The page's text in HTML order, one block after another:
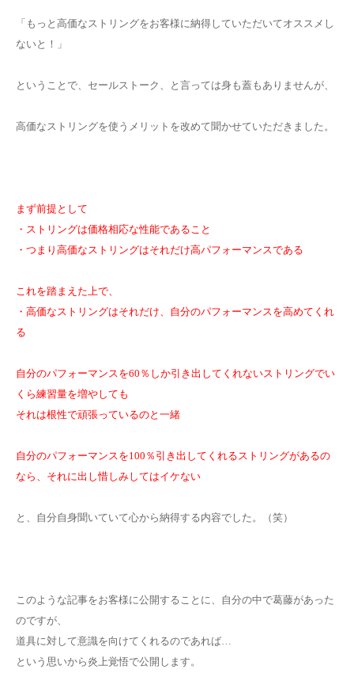
「もっと高価なストリングをお客様に納得していただいてオススメし
ないと！」
ということで、セールストーク、と言っては身も蓋もありませんが、
高価なストリングを使うメリットを改めて聞かせていただきました。
まず前提として
・ストリングは価格相応な性能であること
・つまり高価なストリングはそれだけ高パフォーマンスである
これを踏まえた上で、
・高価なストリングはそれだけ、自分のパフォーマンスを高めてくれ
る
自分のパフォーマンスを60％しか引き出してくれないストリングでい
くら練習量を増やしても
それは根性で頑張っているのと一緒
自分のパフォーマンスを100％引き出してくれるストリングがあるの
なら、それに出し惜しみしてはイケない
と、自分自身聞いていて心から納得する内容でした。（笑）
このような記事をお客様に公開することに、自分の中で葛藤があった
のですが、
道具に対して意識を向けてくれるのであれば…
という思いから炎上覚悟で公開します。